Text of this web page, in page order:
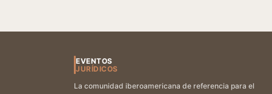
EVENTOS
JURÍDICOS
La comunidad iberoamericana de referencia para el